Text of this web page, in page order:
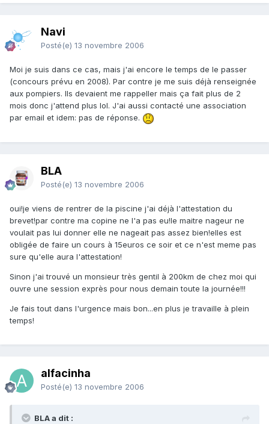
Navi
Posté(e) 13 novembre 2006
Moi je suis dans ce cas, mais j'ai encore le temps de le passer
(concours prévu en 2008). Par contre je me suis déjà renseignée
aux pompiers. Ils devaient me rappeller mais ça fait plus de 2
mois donc j'attend plus lol. J'ai aussi contacté une association
par email et idem: pas de réponse.
BLA
Posté(e) 13 novembre 2006
oui!je viens de rentrer de la piscine j'ai déjà l'attestation du
brevet!par contre ma copine ne l'a pas eu!le maitre nageur ne
voulait pas lui donner elle ne nageait pas assez bien!elles est
obligée de faire un cours à 15euros ce soir et ce n'est meme pas
sure qu'elle aura l'attestation!
Sinon j'ai trouvé un monsieur très gentil à 200km de chez moi qui
ouvre une session exprès pour nous demain toute la journée!!!
Je fais tout dans l'urgence mais bon...en plus je travaille à plein
temps!
alfacinha
Posté(e) 13 novembre 2006
BLA a dit :